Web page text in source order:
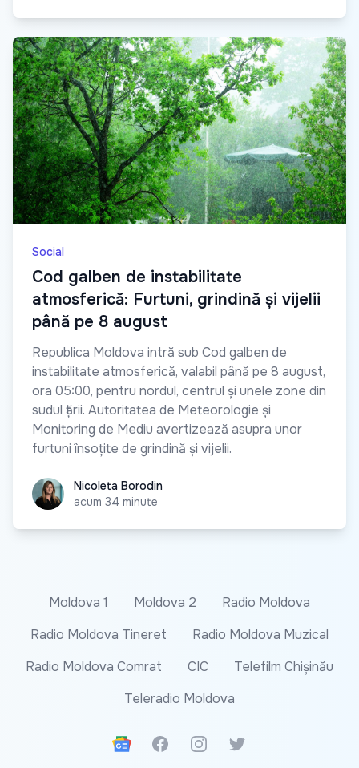
Social
Cod galben de instabilitate
atmosferică: Furtuni, grindină și vijelii
până pe 8 august
Republica Moldova intră sub Cod galben de
instabilitate atmosferică, valabil până pe 8 august,
ora 05:00, pentru nordul, centrul și unele zone din
sudul țării. Autoritatea de Meteorologie și
Monitoring de Mediu avertizează asupra unor
furtuni însoțite de grindină și vijelii.
Nicoleta Borodin
Nicoleta Borodin
acum 34 minute
Moldova 1 Moldova 2
Radio Moldova
Radio Moldova Tineret
Radio Moldova Muzical
Radio Moldova Comrat
CIC
Telefilm Chișinău
Teleradio Moldova
Google News
FacebookInstagramTwitter